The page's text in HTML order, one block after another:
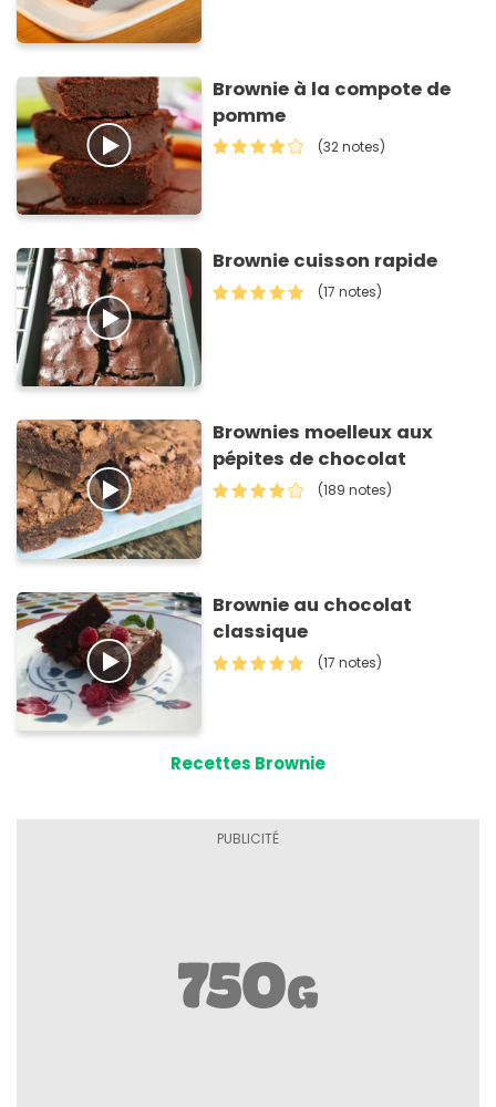
Brownie à la compote de
pomme
(32 notes)
Brownie cuisson rapide
(17 notes)
Brownies moelleux aux
pépites de chocolat
(189 notes)
Brownie au chocolat
classique
(17 notes)
Recettes Brownie